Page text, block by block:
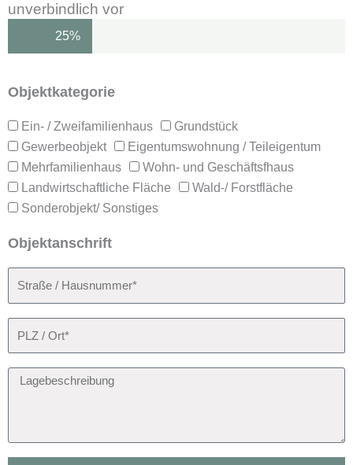
unverbindlich vor
25%
Objektkategorie
Objektart
Ein- / Zweifamilienhaus
Grundstück
Gewerbeobjekt
Eigentumswohnung / Teileigentum
Mehrfamilienhaus
Wohn- und Geschäftsfhaus
Landwirtschaftliche Fläche
Wald-/ Forstfläche
Sonderobjekt/ Sonstiges
Objektanschrift
Straße
Hausnummer*
PLZ
/
Ort
Lagebeschreibung